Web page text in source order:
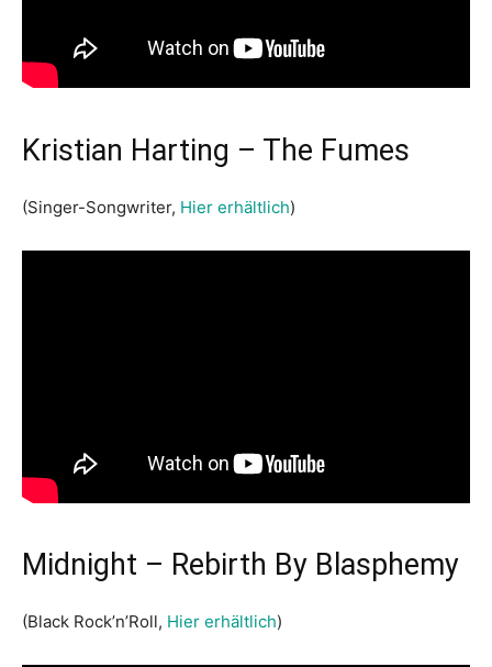
Kristian Harting – The Fumes
(Singer-Songwriter, Hier erhältlich)
Midnight – Rebirth By Blasphemy
(Black Rock’n’Roll, Hier erhältlich)